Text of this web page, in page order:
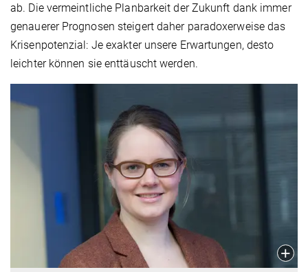
ab. Die vermeintliche Planbarkeit der Zukunft dank immer
genauerer Prognosen steigert daher paradoxerweise das
Krisenpotenzial: Je exakter unsere Erwartungen, desto
leichter können sie enttäuscht werden.